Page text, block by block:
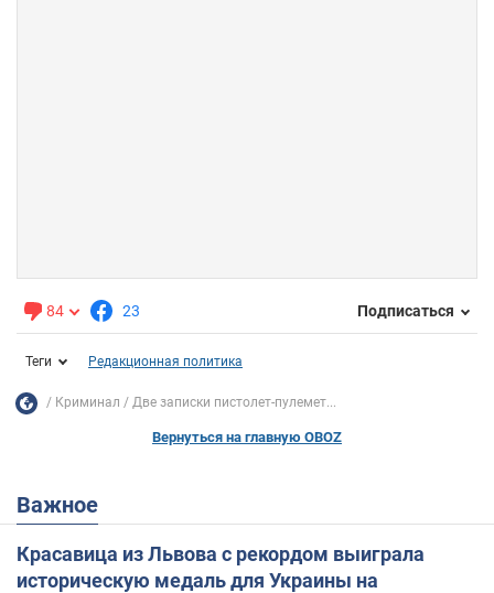
84 23 Подписаться
Теги Редакционная политика
Криминал Две записки пистолет-пулемет...
Вернуться на главную OBOZ
Важное
Красавица из Львова с рекордом выиграла
историческую медаль для Украины на